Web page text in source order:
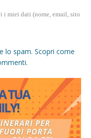
i miei dati (nome, email, sito
lo spam. Scopri come
.